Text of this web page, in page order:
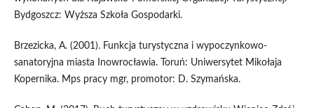
Bydgoszcz: Wyższa Szkoła Gospodarki.
Brzezicka, A. (2001). Funkcja turystyczna i wypoczynkowo-
sanatoryjna miasta Inowrocławia. Toruń: Uniwersytet Mikołaja
Kopernika. Mps pracy mgr, promotor: D. Szymańska.